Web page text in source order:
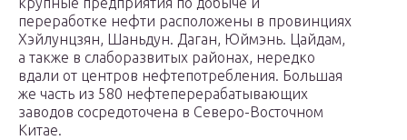
переработке нефти расположены в провинциях
Хэйлунцзян, Шаньдун. Даган, Юймэнь. Цайдам,
а также в слаборазвитых районах, нередко
вдали от центров нефтепотребления. Большая
же часть из 580 нефтеперерабатывающих
заводов сосредоточена в Северо-Восточном
Китае.